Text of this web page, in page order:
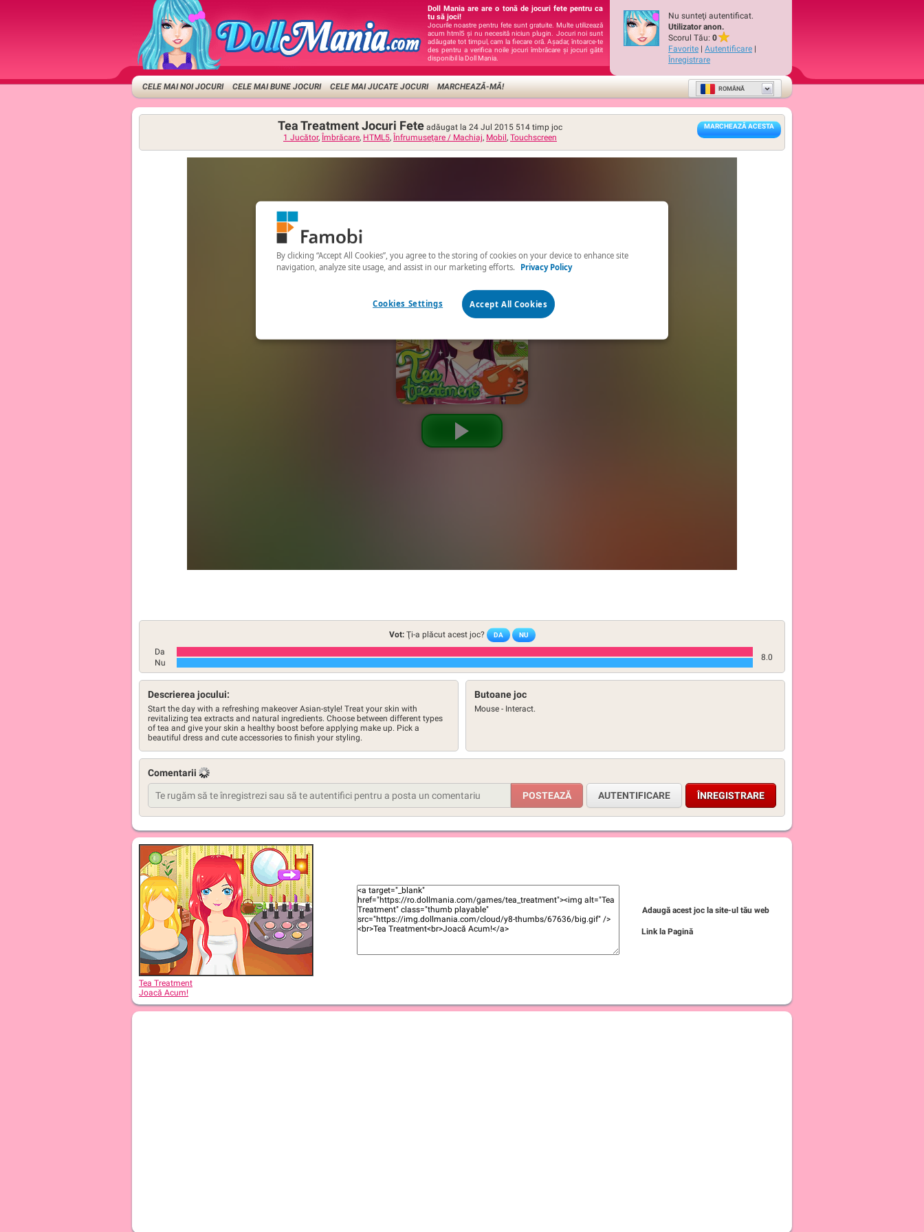
Doll Mania are are o tonă de jocuri fete pentru ca
tu să joci!
Jocurile noastre pentru fete sunt gratuite. Multe utilizează
acum html5 și nu necesită niciun plugin. Jocuri noi sunt
adăugate tot timpul, cam la fiecare oră. Așadar, întoarce-te
des pentru a verifica noile jocuri îmbrăcare și jocuri gătit
disponibil la Doll Mania.
Nu sunteţi autentificat.
Utilizator anon.
Scorul Tău: 0
Favorite | Autentificare |
Înregistrare
CELE MAI NOI JOCURI CELE MAI BUNE JOCURI CELE MAI JUCATE JOCURI MARCHEAZĂ-MĂ! ROMÂNĂ
MARCHEAZĂ ACESTA
Tea Treatment Jocuri Fete adăugat la 24 Jul 2015 514 timp joc
1 Jucător, Îmbrăcare, HTML5, Înfrumuseţare / Machiaj, Mobil , Touchscreen
Vot:Ţi-a plăcut acest joc? DA NU
Da
8.0
Nu
Descrierea jocului:
Start the day with a refreshing makeover Asian-style! Treat your skin with
revitalizing tea extracts and natural ingredients. Choose between different types
of tea and give your skin a healthy boost before applying make up. Pick a
beautiful dress and cute accessories to finish your styling.
Butoane joc
Mouse - Interact.
Comentarii
AUTENTIFICARE ÎNREGISTRARE
Tea Treatment
Joacă Acum!
Adaugă acest joc la site-ul tău web
Link la Pagină